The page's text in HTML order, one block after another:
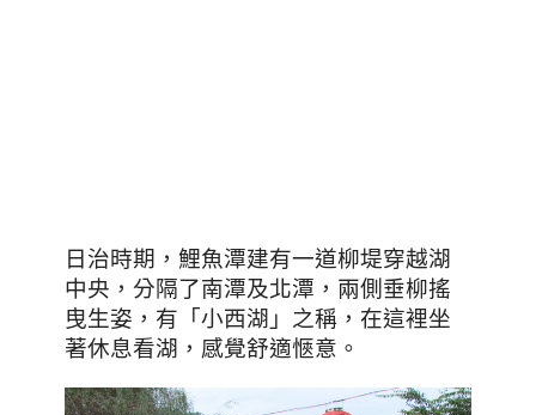
日治時期 ， 鯉魚潭建有一道柳堤穿越湖
中央，分隔了南潭及北潭 ， 兩側垂柳搖
曳生姿 ， 有「小西湖」之稱 ，在這裡坐
著休息看湖，感覺舒適愜意。